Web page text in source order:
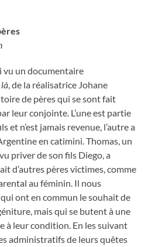
vu un documentaire
là, de la réalisatrice Johane
de pères qui se sont fait
leur conjointe. L’une est partie
et n’est jamais revenue, l’autre a
en catimini. Thomas, un
priver de son fils Diego, a
d’autres pères victimes, comme
au féminin. Il nous
ont en commun le souhait de
mais qui se butent à une
à leur condition. En les suivant
administratifs de leurs quêtes